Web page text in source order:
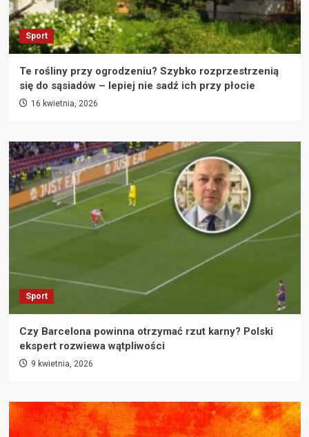
Sport
Te rośliny przy ogrodzeniu? Szybko rozprzestrzenią
się do sąsiadów – lepiej nie sadź ich przy płocie
16 kwietnia, 2026
Sport
Czy Barcelona powinna otrzymać rzut karny? Polski
ekspert rozwiewa wątpliwości
9 kwietnia, 2026